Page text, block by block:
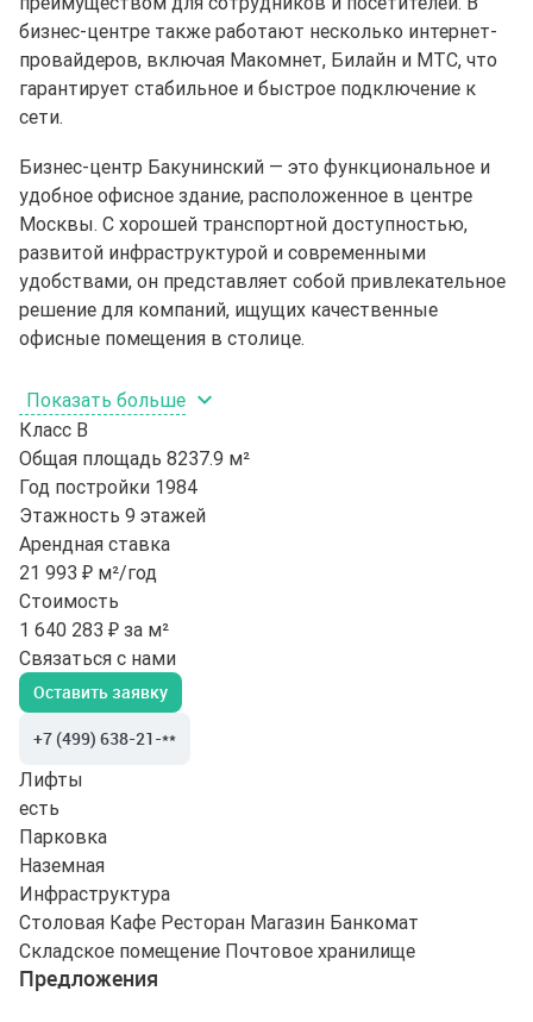
бизнес-центре также работают несколько интернет-
провайдеров, включая Макомнет, Билайн и МТС, что
гарантирует стабильное и быстрое подключение к
сети.
Бизнес-центр Бакунинский — это функциональное и
удобное офисное здание, расположенное в центре
Москвы. С хорошей транспортной доступностью,
развитой инфраструктурой и современными
удобствами, он представляет собой привлекательное
решение для компаний, ищущих качественные
офисные помещения в столице.
Показать больше
Класс B
Общая площадь 8237.9 м²
Год постройки 1984
Этажность 9 этажей
Арендная ставка
21 993 ₽ м²/год
Стоимость
1 640 283 ₽ за м²
Связаться с нами
Оставить заявку
+7 (499) 638-21-**
Лифты
есть
Парковка
Наземная
Инфраструктура
Столовая Кафе Ресторан Магазин Банкомат
Складское помещение Почтовое хранилище
Предложения